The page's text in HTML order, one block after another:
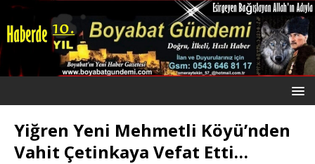
Yiğren Yeni Mehmetli Köyü’nden
Vahit Çetinkaya Vefat Etti…